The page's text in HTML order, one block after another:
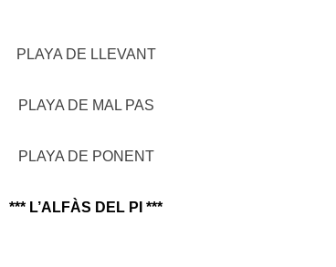
PLAYA DE LLEVANT
PLAYA DE MAL PAS
PLAYA DE PONENT
*** L’ALFÀS DEL PI ***